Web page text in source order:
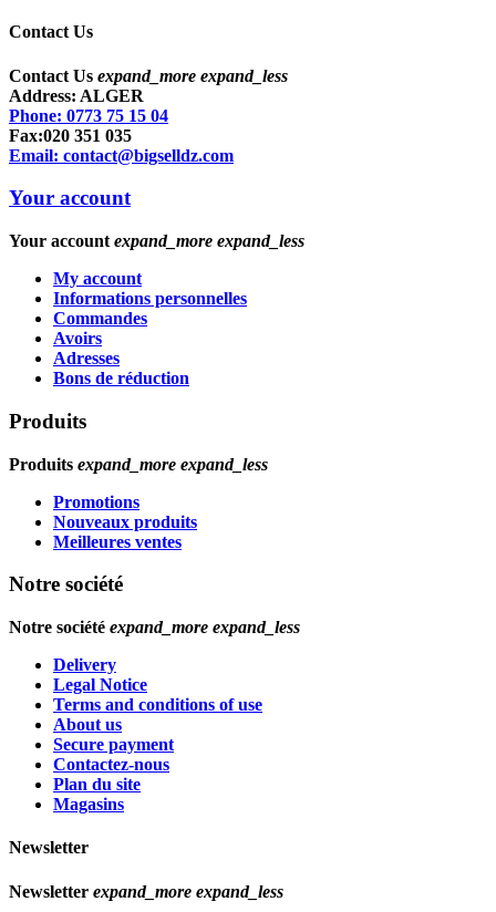
Contact Us
Contact Us expand_more expand_less
Address: ALGER
Phone: 0773 75 15 04
Fax:020 351 035
Email: contact@bigselldz.com
Your account
Your account expand_more expand_less
My account
Informations personnelles
Commandes
Avoirs
Adresses
Bons de réduction
Produits
Produits expand_more expand_less
Promotions
Nouveaux produits
Meilleures ventes
Notre société
Notre société expand_more expand_less
Delivery
Legal Notice
Terms and conditions of use
About us
Secure payment
Contactez-nous
Plan du site
Magasins
Newsletter
Newsletter expand_more expand_less